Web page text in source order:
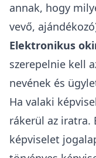
annak, hogy
vevő,
Elektronikus
szerepelnie kell
nevének és
Ha valaki
rákerül az
képviselet